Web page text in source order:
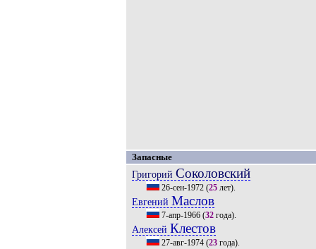
Запасные
Григорий Соколовский
26-сен-1972(25лет).
Евгений Маслов
7-апр-1966(32года).
Алексей Клестов
27-авг-1974(23года).